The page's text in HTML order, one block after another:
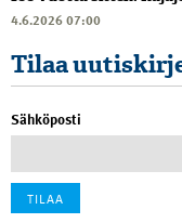
4.6.2026 07:00
Tilaa
Sähköposti